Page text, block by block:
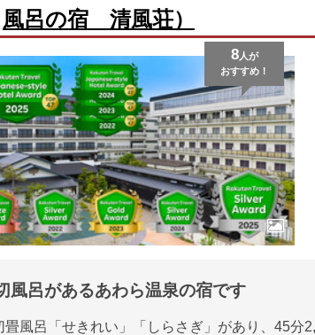
風呂の宿 清風荘）
8人が
おすすめ！
風呂があるあわら温泉の宿です
畳風呂「せきれい」「しらさぎ」があり、45分